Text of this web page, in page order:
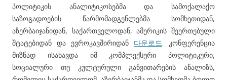
პოლიტიკის ანალიტიკოსებმა და სამოქალაქო
საზოგადოების წარმომადგენლებმა სომხეთიდან,
აზერბაიჯანიდან, საქართველოდან, ამერიკის შეერთებული
შტატებიდან და ევროკავშირიდან 다운로드. კონფერენცია
მიზნად ისახავდა იმ კომპლექსური პოლიტიკური,
სოციალური თუ კულტურული განვითარების ანალიზს,